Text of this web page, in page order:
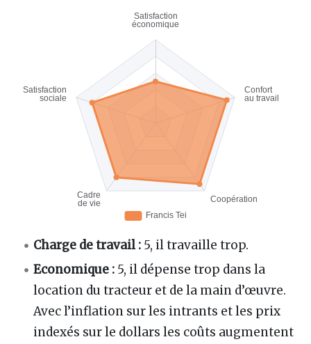
Charge de travail : 5, il travaille trop.
Economique : 5, il dépense trop dans la
location du tracteur et de la main d’œuvre.
Avec l’inflation sur les intrants et les prix
indexés sur le dollars les coûts augmentent